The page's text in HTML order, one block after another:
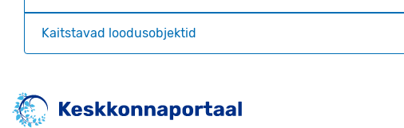
Kaitstavad loodusobjektid